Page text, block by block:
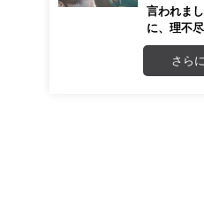
言われま
に、理不
さら